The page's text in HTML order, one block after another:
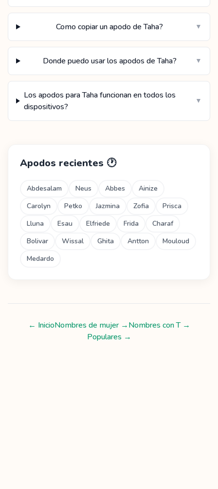
Como copiar un apodo de Taha? ▼
Donde puedo usar los apodos de Taha? ▼
Los apodos para Taha funcionan en todos los
dispositivos?
▼
Apodos recientes 🕐
Abdesalam Neus Abbes
Ainize
Carolyn
Petko Jazmina Zofia
Prisca
Lluna
Esau Elfriede Frida
Charaf
Bolivar
Wissal Ghita Antton
Mouloud
Medardo
← InicioNombres de mujer→Nombres conT→
Populares →